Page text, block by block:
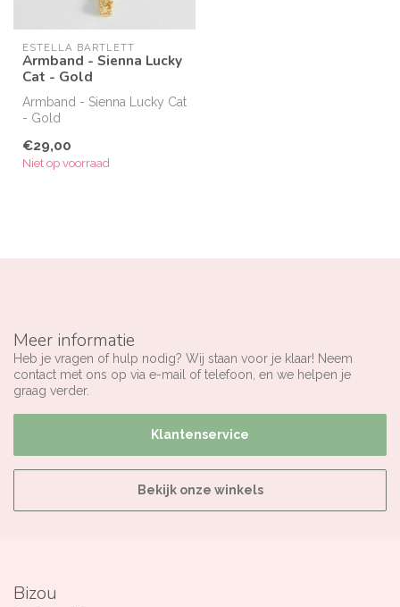
ESTELLA BARTLETT
Armband - Sienna Lucky
Cat - Gold
Armband - Sienna Lucky Cat
- Gold
€29,00
Niet op voorraad
Meer informatie
Heb je vragen of hulp nodig? Wij staan voor je klaar! Neem
contact met ons op via e-mail of telefoon, en we helpen je
graag verder.
Klantenservice
Bekijk onze winkels
Bizou